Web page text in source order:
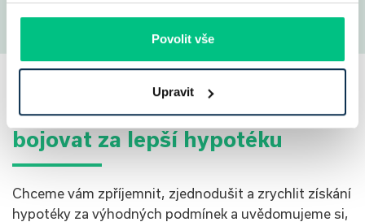
Povolit vše
Upravit
Jsme připraveni pro vás
bojovat za lepší hypotéku
Chceme vám zpříjemnit, zjednodušit a zrychlit získání
hypotéky za výhodných podmínek a uvědomujeme si,